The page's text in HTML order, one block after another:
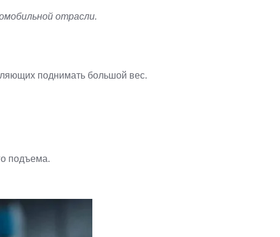
отрасли.
поднимать большой вес.
подъема.